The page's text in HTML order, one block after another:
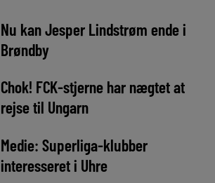
Nu kan Jesper Lindstrøm ende i
Brøndby
Chok! FCK-stjerne har nægtet at
rejse til Ungarn
Medie: Superliga-klubber
interesseret i Uhre